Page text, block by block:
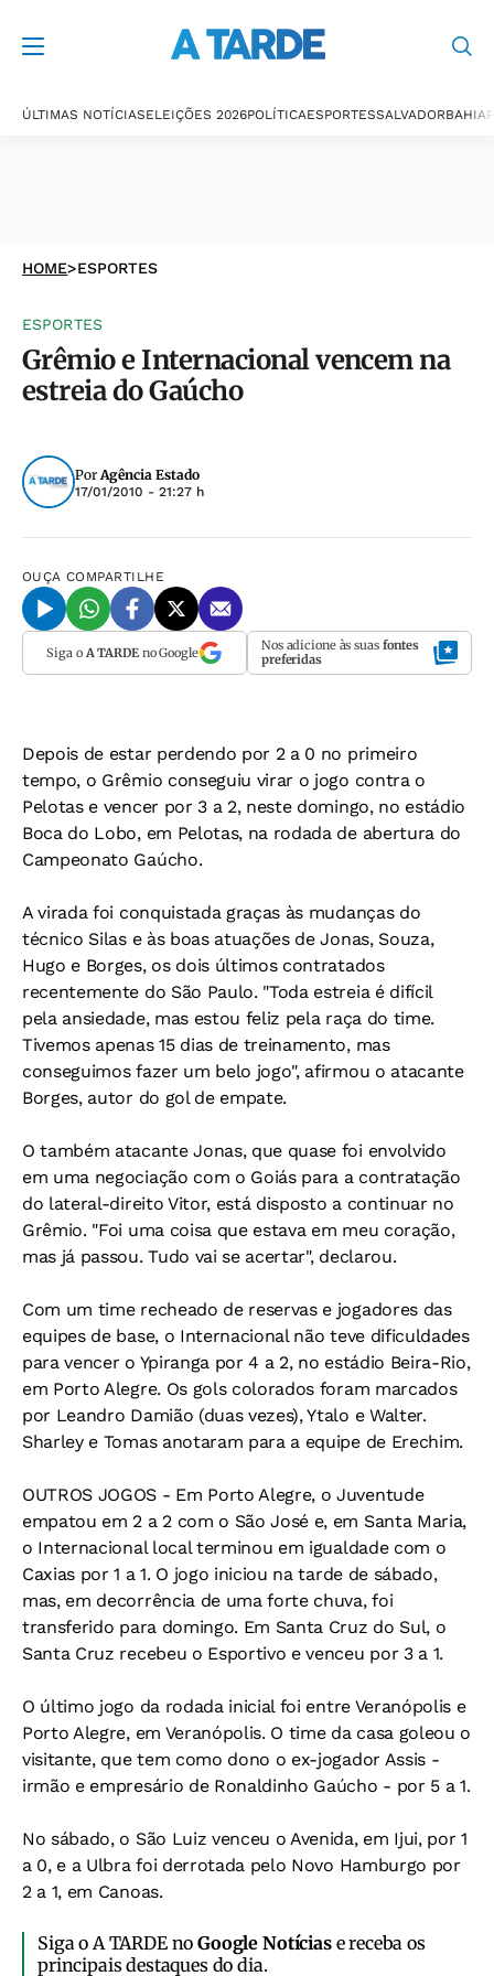
ÚLTIMAS NOTÍCIASELEIÇÕES 2026POLÍTICAESPORTESSALVADORBAHIA
HOME>ESPORTES
ESPORTES
Grêmio e Internacional vencem na
estreia do Gaúcho
PorAgência Estado
17/01/2010 - 21:27 h
OUÇA COMPARTILHE
Siga o A TARDEno Google Nos adicione às suas fontes
preferidas
Depois de estar perdendo por 2 a 0 no primeiro
tempo, o Grêmio conseguiu virar o jogo contra o
Pelotas e vencer por 3 a 2, neste domingo, no estádio
Boca do Lobo, em Pelotas, na rodada de abertura do
Campeonato Gaúcho.
A virada foi conquistada graças às mudanças do
técnico Silas e às boas atuações de Jonas, Souza,
Hugo e Borges, os dois últimos contratados
recentemente do São Paulo. "Toda estreia é difícil
pela ansiedade, mas estou feliz pela raça do time.
Tivemos apenas 15 dias de treinamento, mas
conseguimos fazer um belo jogo", afirmou o atacante
Borges, autor do gol de empate.
O também atacante Jonas, que quase foi envolvido
em uma negociação com o Goiás para a contratação
do lateral-direito Vitor, está disposto a continuar no
Grêmio. "Foi uma coisa que estava em meu coração,
mas já passou. Tudo vai se acertar", declarou.
Com um time recheado de reservas e jogadores das
equipes de base, o Internacional não teve dificuldades
para vencer o Ypiranga por 4 a 2, no estádio Beira-Rio,
em Porto Alegre. Os gols colorados foram marcados
por Leandro Damião (duas vezes), Ytalo e Walter.
Sharley e Tomas anotaram para a equipe de Erechim.
OUTROS JOGOS - Em Porto Alegre, o Juventude
empatou em 2 a 2 com o São José e, em Santa Maria,
o Internacional local terminou em igualdade com o
Caxias por 1 a 1. O jogo iniciou na tarde de sábado,
mas, em decorrência de uma forte chuva, foi
transferido para domingo. Em Santa Cruz do Sul, o
Santa Cruz recebeu o Esportivo e venceu por 3 a 1.
O último jogo da rodada inicial foi entre Veranópolis e
Porto Alegre, em Veranópolis. O time da casa goleou o
visitante, que tem como dono o ex-jogador Assis -
irmão e empresário de Ronaldinho Gaúcho - por 5 a 1.
No sábado, o São Luiz venceu o Avenida, em Ijui, por 1
a 0, e a Ulbra foi derrotada pelo Novo Hamburgo por
2 a 1, em Canoas.
Siga o A TARDE noGoogle Notíciase receba os
principais destaques do dia.